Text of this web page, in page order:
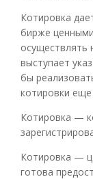
Котировка
бирже
осуществлять
выступает
бы
котировки
Котировка —
Котировка —
готова